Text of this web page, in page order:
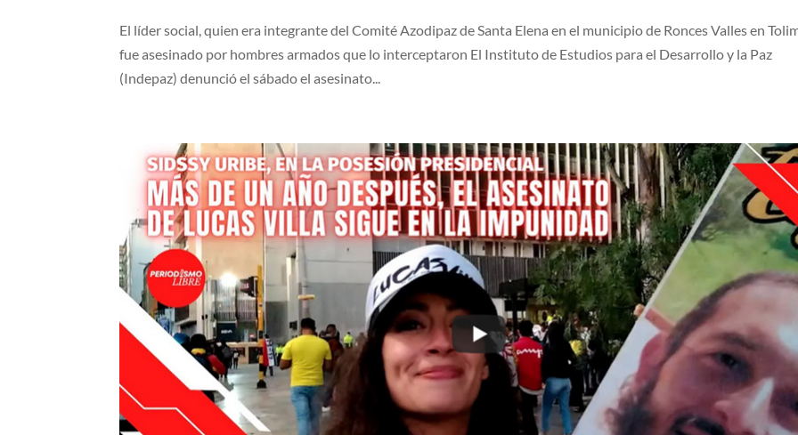
El líder social, quien era integrante del Comité Azodipaz de Santa Elena en el municipio de Ronces Valles en
fue asesinado por hombres armados que lo interceptaron El Instituto de Estudios para el Desarrollo y la Paz
(Indepaz) denunció el sábado el asesinato...